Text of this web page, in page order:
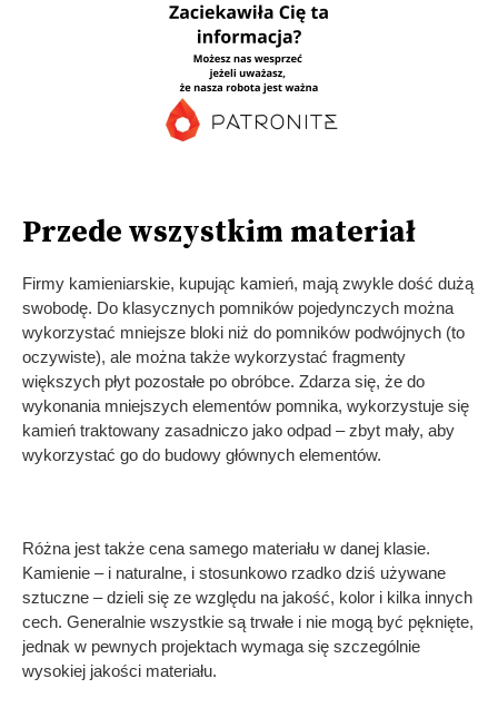
Przede wszystkim materiał
Firmy kamieniarskie, kupując kamień, mają zwykle dość dużą
swobodę. Do klasycznych pomników pojedynczych można
wykorzystać mniejsze bloki niż do pomników podwójnych (to
oczywiste), ale można także wykorzystać fragmenty
większych płyt pozostałe po obróbce. Zdarza się, że do
wykonania mniejszych elementów pomnika, wykorzystuje się
kamień traktowany zasadniczo jako odpad – zbyt mały, aby
wykorzystać go do budowy głównych elementów.
Różna jest także cena samego materiału w danej klasie.
Kamienie – i naturalne, i stosunkowo rzadko dziś używane
sztuczne – dzieli się ze względu na jakość, kolor i kilka innych
cech. Generalnie wszystkie są trwałe i nie mogą być pęknięte,
jednak w pewnych projektach wymaga się szczególnie
wysokiej jakości materiału.